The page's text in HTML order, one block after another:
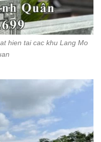
hien tai cac khu Lang Mo